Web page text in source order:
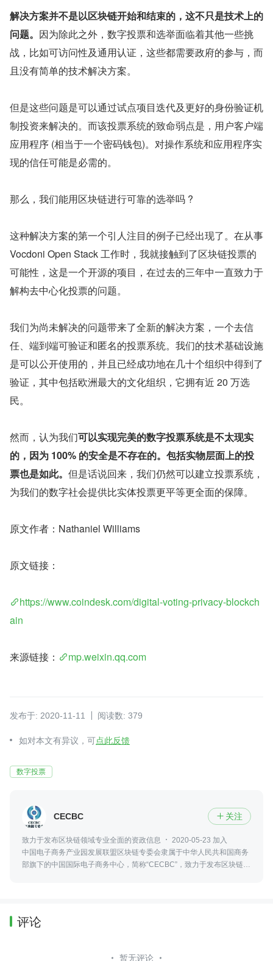
解决方案并不是以区块链开始和结束的，这不只是技术上的
问题。 因为除此之外，数字投票和选举面临着其他一些挑
战，比如可访问性及通用认证，这些都需要政府的参与，而
且没有简单的技术解决方案。
但是这些问题是可以通过试点项目迭代及更好的身份验证机
制投资来解决的。而该投票系统的致命弱点是，用户客户端
应用程序 (相当于一个密码钱包)。对操作系统和应用程序实
现的信任可能是必需的。
那么，我们能用区块链进行可靠的选举吗 ?
这种解决方案的第一个引人注目的例子已经出现了。在从事
Vocdoni Open Stack 工作时，我就接触到了区块链投票的
可能性，这是一个开源的项目，在过去的三年中一直致力于
解构去中心化投票的问题。
我们为尚未解决的问题带来了全新的解决方案，一个去信
任、端到端可验证和匿名的投票系统。我们的技术基础设施
是可以公开使用的，并且已经成功地在几十个组织中得到了
验证，其中包括欧洲最大的文化组织，它拥有近 20 万选
民。
然而，认为我们可以实现完美的数字投票系统是不太现实
的，因为 100% 的安全是不存在的。包括实物层面上的投
票也是如此。 但是话说回来，我们仍然可以建立投票系统，
为我们的数字社会提供比实体投票更平等更全面的保障。
原文作者：Nathaniel Williams
原文链接：
https://www.coindesk.com/digital-voting-privacy-blockch
ain
来源链接： mp.weixin.qq.com
发布于: 2020-11-11 阅读数: 379
如对本文有异议，可点此反馈
数字投票
CECBC  关注
致力于发布区块链领域专业全面的资政信息
2020-05-23 加入
中国电子商务产业园发展联盟区块链专委会隶属于中华人民共和国商务
部旗下的中国国际电子商务中心，简称“CECBC”，致力于发布区块链领
评论
暂无评论